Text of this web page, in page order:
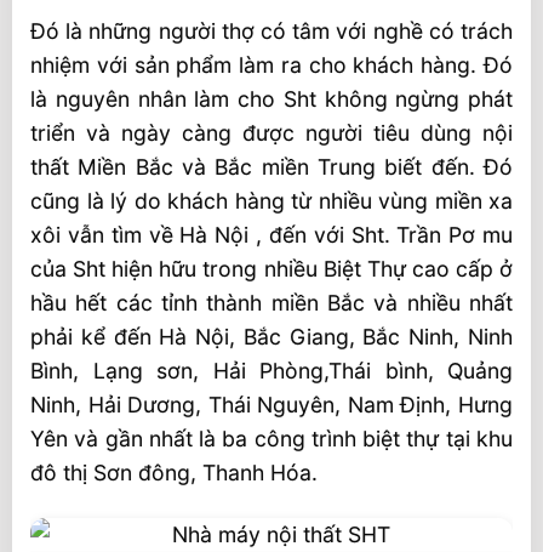
Đó là những người thợ có tâm với nghề có trách
nhiệm với sản phẩm làm ra cho khách hàng. Đó
là nguyên nhân làm cho Sht không ngừng phát
triển và ngày càng được người tiêu dùng nội
thất Miền Bắc và Bắc miền Trung biết đến. Đó
cũng là lý do khách hàng từ nhiều vùng miền xa
xôi vẫn tìm về Hà Nội , đến với Sht. Trần Pơ mu
của Sht hiện hữu trong nhiều Biệt Thự cao cấp ở
hầu hết các tỉnh thành miền Bắc và nhiều nhất
phải kể đến Hà Nội, Bắc Giang, Bắc Ninh, Ninh
Bình, Lạng sơn, Hải Phòng,Thái bình, Quảng
Ninh, Hải Dương, Thái Nguyên, Nam Định, Hưng
Yên và gần nhất là ba công trình biệt thự tại khu
đô thị Sơn đông, Thanh Hóa.